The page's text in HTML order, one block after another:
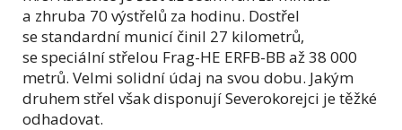
a zhruba 70 výstřelů za hodinu. Dostřel
se standardní municí činil 27 kilometrů,
se speciální střelou Frag-HE ERFB-BB až 38 000
metrů. Velmi solidní údaj na svou dobu. Jakým
druhem střel však disponují Severokorejci je těžké
odhadovat.